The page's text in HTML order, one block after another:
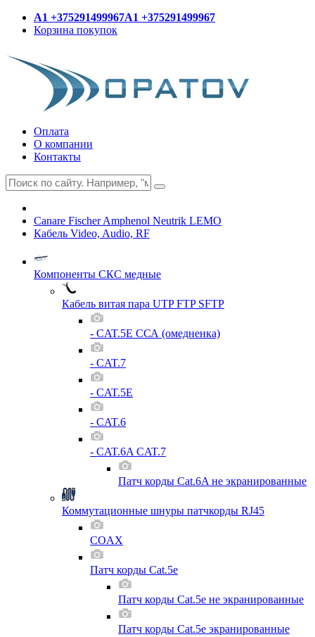
A1 +375291499967A1 +375291499967
Корзина покупок
Оплата
О компании
Контакты
Canare Fischer Amphenol Neutrik LEMO
Кабель Video, Audio, RF
Компоненты СКС медные
Кабель витая пара UTP FTP SFTP
- CAT.5E ССА (омедненка)
- CAT.7
- CAT.5E
- CAT.6
- CAT.6A CAT.7
Патч корды Cat.6A не экранированные
Коммутационные шнуры патчкорды RJ45
COAX
Патч корды Cat.5e
Патч корды Cat.5e не экранированные
Патч корды Cat.5e экранированные